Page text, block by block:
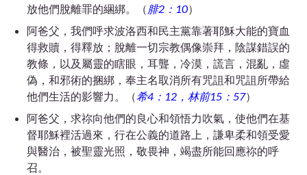
放他們脫離罪的綑綁。（ 腓2：10）
阿爸父，我們呼求波洛西和民主黨靠著耶穌大能的寶血
得救贖，得釋放；脫離一切宗教偶像崇拜，陰謀錯誤的
教條，以及屬靈的瞎眼，耳聾，冷漠，謊言，混亂，虛
偽，和邪術的捆綁，奉主名取消所有咒詛和咒詛所帶給
他們生活的影響力。（希4：12，林前15：57）
阿爸父，求祢向他們的良心和領悟力吹氣，使他們在基
督耶穌裡活過來，行在公義的道路上，謙卑柔和領受愛
與醫治，被聖靈光照，敬畏神，竭盡所能回應祢的呼
召。